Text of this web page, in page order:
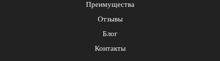
Преимущества
Отзывы
Блог
Контакты